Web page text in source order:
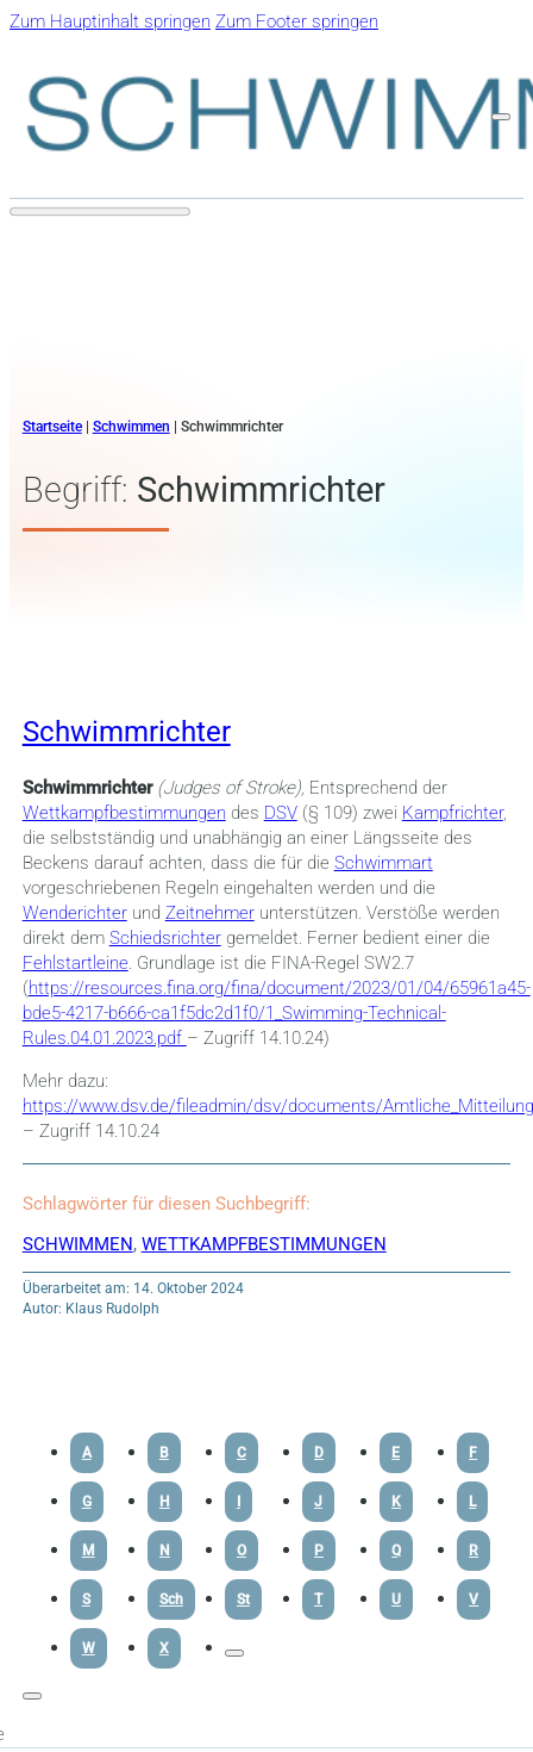
Zum Hauptinhalt springen Zum Footer springen
Startseite| Schwimmen Schwimmrichter
Begriff: Schwimmrichter
Schwimmrichter
Schwimmrichter (Judges of Stroke), Entsprechend der
Wettkampfbestimmungen des DSV(§ 109) zwei Kampfrichter,
die selbstständig und unabhängig an einer Längsseite des
Beckens darauf achten, dass die für die Schwimmart
vorgeschriebenen Regeln eingehalten werden und die
Wenderichterund Zeitnehmerunterstützen. Verstöße werden
direkt dem Schiedsrichtergemeldet. Ferner bedient einer die
Fehlstartleine. Grundlage ist die FINA-Regel SW2.7
(https://resources.fina.org/fina/document/2023/01/04/65961a45-
bde5-4217-b666-ca1f5dc2d1f0/1_Swimming-Technical-
Rules.04.01.2023.pdf – Zugriff 14.10.24)
Mehr dazu:
https://www.dsv.de/fileadmin/dsv/documents/
– Zugriff 14.10.24
Schlagwörter für diesen Suchbegriff:
SCHWIMMEN, WETTKAMPFBESTIMMUNGEN
Überarbeitet am: 14. Oktober 2024
Autor: Klaus Rudolph
A B C D E F
G H I J K L
M N O P Q R
S Sch St T U V
W X